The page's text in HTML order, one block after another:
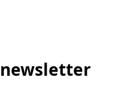
newsletter